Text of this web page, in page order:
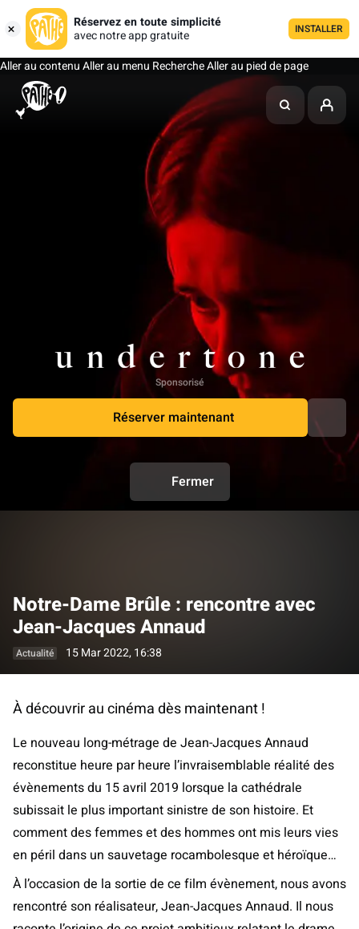
Réservez en toute simplicité
avec notre app gratuite
INSTALLER
Aller au contenuAller au menu RechercheAller au pied de page
Sponsorisé
Réserver maintenant
Fermer
Notre-Dame Brûle : rencontre avec
Jean-Jacques Annaud
Actualité 15 Mar 2022, 16:38
À découvrir au cinéma dès maintenant !
Le nouveau long-métrage de Jean-Jacques Annaud
reconstitue heure par heure l’invraisemblable réalité des
évènements du 15 avril 2019 lorsque la cathédrale
subissait le plus important sinistre de son histoire. Et
comment des femmes et des hommes ont mis leurs vies
en péril dans un sauvetage rocambolesque et héroïque…
À l’occasion de la sortie de ce film évènement, nous avons
rencontré son réalisateur, Jean-Jacques Annaud. Il nous